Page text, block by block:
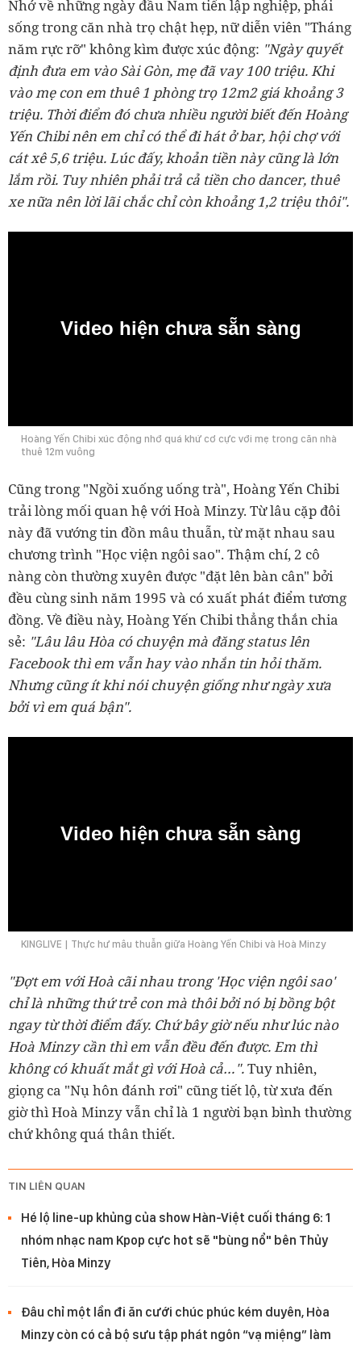
Nhớ về những ngày đầu Nam tiến lập nghiệp, phải
sống trong căn nhà trọ chật hẹp, nữ diễn viên "Tháng
năm rực rỡ" không kìm được xúc động: "Ngày quyết
định đưa em vào Sài Gòn, mẹ đã vay 100 triệu. Khi
vào mẹ con em thuê 1 phòng trọ 12m2 giá khoảng 3
triệu. Thời điểm đó chưa nhiều người biết đến Hoàng
Yến Chibi nên em chỉ có thể đi hát ở bar, hội chợ với
cát xê 5,6 triệu. Lúc đấy, khoản tiền này cũng là lớn
lắm rồi. Tuy nhiên phải trả cả tiền cho dancer, thuê
xe nữa nên lời lãi chắc chỉ còn khoảng 1,2 triệu thôi".
Video hiện chưa sẵn sàng
Hoàng Yến Chibi xúc động nhớ quá khứ cơ cực với mẹ trong căn nhà
thuê 12m vuông
Cũng trong "Ngồi xuống uống trà", Hoàng Yến Chibi
trải lòng mối quan hệ với Hoà Minzy. Từ lâu cặp đôi
này đã vướng tin đồn mâu thuẫn, từ mặt nhausau
chương trình "Học viện ngôi sao". Thậm chí, 2 cô
nàng còn thường xuyên được "đặt lên bàn cân" bởi
đều cùng sinh năm 1995 và có xuất phát điểm tương
đồng. Về điều này, Hoàng Yến Chibi thẳng thắn chia
sẻ: "Lâu lâu Hòa có chuyện mà đăng status lên
Facebook thì em vẫn hay vào nhắn tin hỏi thăm.
Nhưng cũng ít khi nói chuyện giống như ngày xưa
bởi vì em quá bận".
Video hiện chưa sẵn sàng
KINGLIVE | Thực hư mâu thuẫn giữa Hoàng Yến Chibi và Hoà Minzy
"Đợt em với Hoà cãi nhau trong 'Học viện ngôi sao'
chỉ là những thứ trẻ con mà thôi bởi nó bị bồng bột
ngay từ thời điểm đấy. Chứ bây giờ nếu như lúc nào
Hoà Minzy cần thì em vẫn đều đến được. Em thì
không có khuất mắt gì với Hoà cả…".Tuy nhiên,
giọng ca "Nụ hôn đánh rơi" cũng tiết lộ, từ xưa đến
giờ thì Hoà Minzy vẫn chỉ là 1 người bạn bình thường
chứ không quá thân thiết.
TIN LIÊN QUAN
Hé lộ line-up khủng của show Hàn-Việt cuối tháng 6: 1
nhóm nhạc nam Kpop cực hot sẽ "bùng nổ" bên Thủy
Tiên, Hòa Minzy
Đâu chỉ một lần đi ăn cưới chúc phúc kém duyên, Hòa
Minzy còn có cả bộ sưu tập phát ngôn “vạ miệng” làm